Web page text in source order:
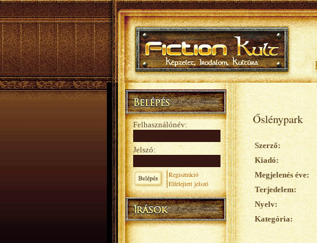
Felhasználónév:
Jelszó:
Regisztráció
Elfelejtett jelszó
Őslénypark
Szerző:
Kiadó:
Megjelenés éve:
Terjedelem:
Nyelv:
Kategória: